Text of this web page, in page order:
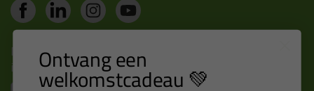
Nieuws, tips en exclusieve deals rechtstreeks in je
inbox Ontvang een
welkomstcadeau 💚